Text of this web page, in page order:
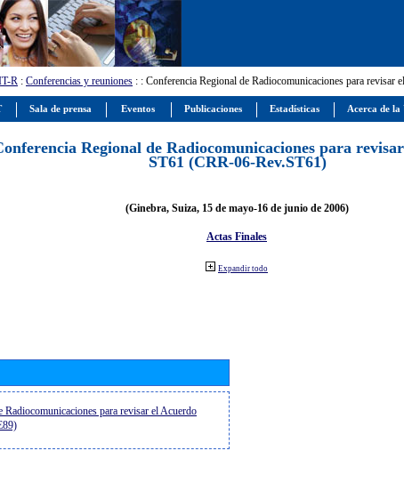
R : Conferencias y reuniones : : Conferencia Regional de Radiocomunicaciones para
Regional de Radiocomunicaciones para
ST61 (CRR-06-Rev.ST61)
(Ginebra, Suiza, 15 de mayo-16 de junio de 2006)
Actas Finales
Expandir todo
Radiocomunicaciones para revisar el Acuerdo
Sala de prensa Eventos Publicaciones Estadísticas Acerca de la